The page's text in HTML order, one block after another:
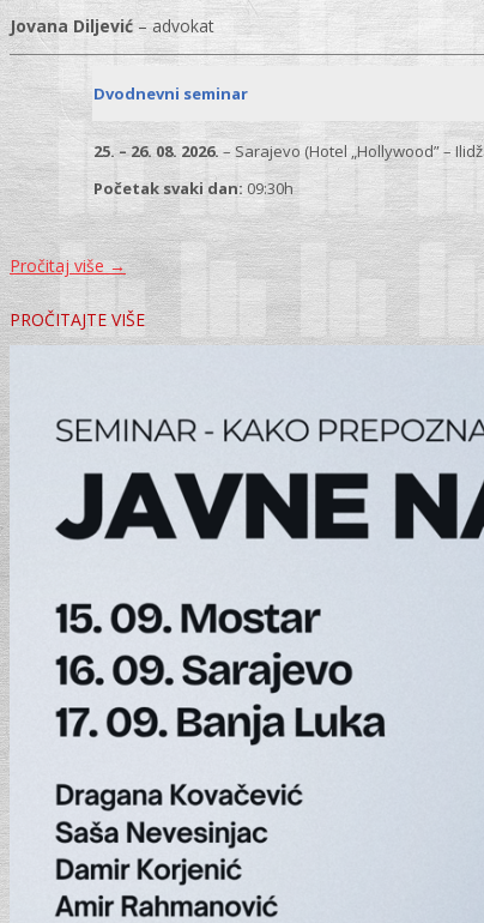
Jovana Diljević – advokat
Dvodnevni seminar
25. – 26. 08. 2026. – Sarajevo (Hotel „Hollywood” –
Početak svaki dan: 09:30h
Pročitaj više→
PROČITAJTE VIŠE